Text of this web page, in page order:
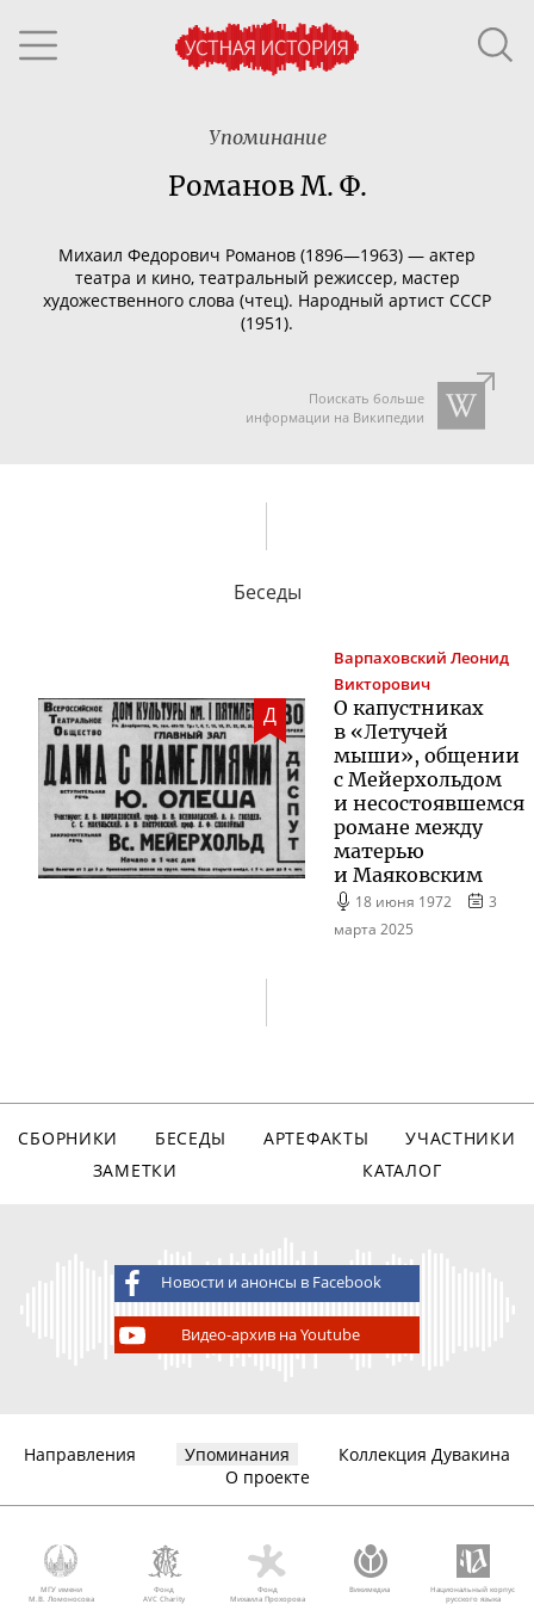
Упоминание
Романов М. Ф.
Михаил Федорович Романов (1896—1963) — актер
театра и кино, театральный режиссер, мастер
художественного слова (чтец). Народный артист СССР
(1951).
Поискать больше
информации на Википедии
Беседы
Д
Варпаховский Леонид
Викторович
О капустниках
в «Летучей
мыши», общении
с Мейерхольдом
и несостоявшемся
романе между
матерью
и Маяковским
18 июня 1972
3
марта 2025
СБОРНИКИ БЕСЕДЫ АРТЕФАКТЫ
УЧАСТНИКИ
ЗАМЕТКИ
КАТАЛОГ
Новости и анонсы в Facebook
Видео-архив на Youtube
Направления Упоминания
Коллекция Дувакина
О проекте
МГУ имени
М.В. Ломоносова
Фонд
AVC Charity
Фонд
Михаила Прохорова
Викимедиа
Национальный корпус
русского языка